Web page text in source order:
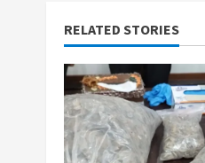
i
n
u
e
RELATED STORIES